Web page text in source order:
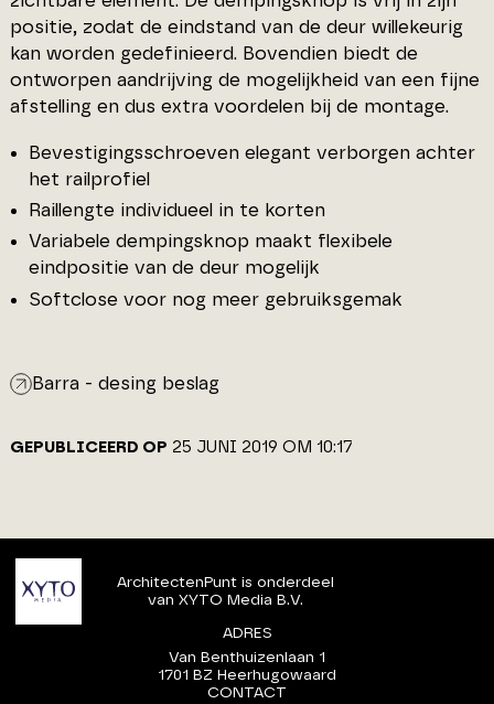
positie, zodat de eindstand van de deur willekeurig
kan worden gedefinieerd. Bovendien biedt de
ontworpen aandrijving de mogelijkheid van een fijne
afstelling en dus extra voordelen bij de montage.
Bevestigingsschroeven elegant verborgen achter
het railprofiel
Raillengte individueel in te korten
Variabele dempingsknop maakt flexibele
eindpositie van de deur mogelijk
Softclose voor nog meer gebruiksgemak
Barra - desing beslag
GEPUBLICEERD OP 25 JUNI 2019 OM 10:17
ArchitectenPunt is onderdeel
van XYTO Media B.V.
ADRES
Van Benthuizenlaan 1
1701 BZ Heerhugowaard
CONTACT